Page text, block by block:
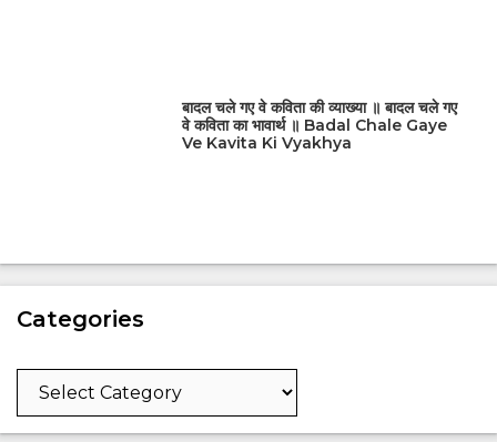
बादल चले गए वे कविता की व्याख्या ॥ बादल चले गए
वे कविता का भावार्थ ॥ Badal Chale Gaye
Ve Kavita Ki Vyakhya
Categories
Categories